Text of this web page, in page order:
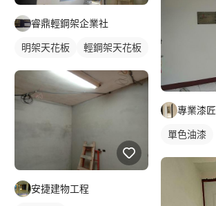
睿鼎輕鋼架企業社
明架天花板 輕鋼架天花板
安捷建物工程
專業漆匠
單色油漆